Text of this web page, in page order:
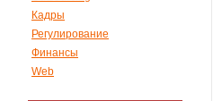
Кадры
Регулирование
Финансы
Web